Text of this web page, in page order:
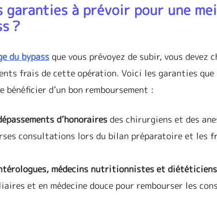
garanties à prévoir pour une
?
du bypassque vous prévoyez de subir, vous devez
frais de cette opération. Voici les garanties que
bénéficier d’un bon remboursement :
d’honoraires des chirurgiens et des
consultations lors du bilan préparatoire et les
médecins nutritionnistes et diététiciens
et en médecine douce pour rembourser les